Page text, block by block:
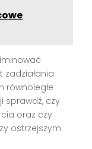
zadziałania.
równoległe
sprawdź, czy
oraz czy
ostrzejszym